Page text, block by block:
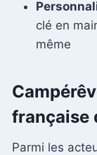
clé en
même
française
Parmi les